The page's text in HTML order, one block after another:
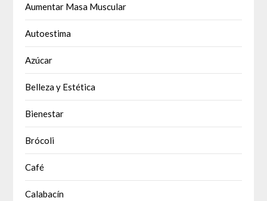
Aumentar Masa Muscular
Autoestima
Azúcar
Belleza y Estética
Bienestar
Brócoli
Café
Calabacín